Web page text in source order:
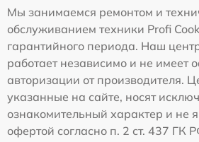
Мы занимаемся ремонтом и
обслуживанием техники Profi
гарантийного периода. Наш
работает независимо и не имеет
авторизации от производителя.
указанные на сайте, носят
ознакомительный характер и не
офертой согласно п. 2 ст. 437 ГК